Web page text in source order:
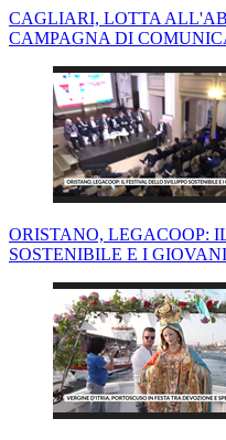
CAGLIARI, LOTTA
CAMPAGNA DI
ORISTANO, LEGACOOP:
SOSTENIBILE E I GIOVANI